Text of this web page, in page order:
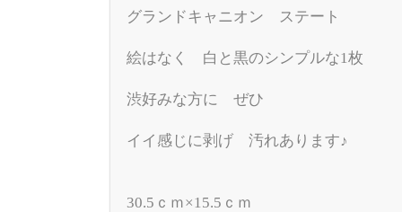
グランドキャニオン ステート
絵はなく 白と黒のシンプルな1枚
渋好みな方に ぜひ
イイ感じに剥げ 汚れあります♪
30.5ｃｍ×15.5ｃｍ